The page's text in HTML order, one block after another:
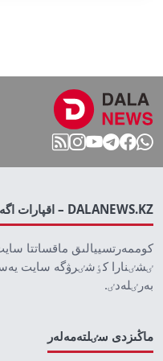
DALANEWS.KZ – اقپارات اگەنتتٸگٸ
كوممەرتسييالىق ماقساتتا
ٸشٸنارا كٶشٸرۋگە سايت
بەرٸلەدٸ.
ماڭىزدى سٸلتەمەلەر